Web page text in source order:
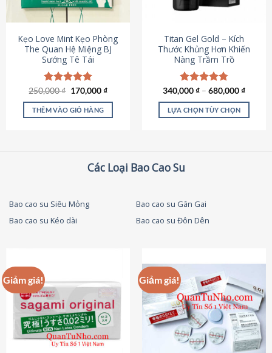
có
chọn
trên
trang
sản
phẩm
Kẹo Love Mint Kẹo Phòng
The Quan Hệ Miệng BJ
Sướng Tê Tái
Được xếp
hạng5.00
5 sao
250,000₫ Giá
là:
250,000 ₫.
170,000₫Giá
tại
THÊM VÀO GIỎ HÀNG
Titan Gel Gold – Kích
Thước Khủng Hơn Khiến
Nàng Trầm Trồ
Được xếp
hạng4.79
5 sao
340,000₫ – 680,000₫
LỰA CHỌN TÙY CHỌN
thể.
tùy
thể
được
chọn
trên
trang
sản
phẩm
Các Loại Bao Cao Su
Bao cao su Siêu Mỏng
Bao cao su Gân Gai
Bao cao su Kéo dài
Bao cao su Đôn Dên
Giảm giá! Giảm giá!